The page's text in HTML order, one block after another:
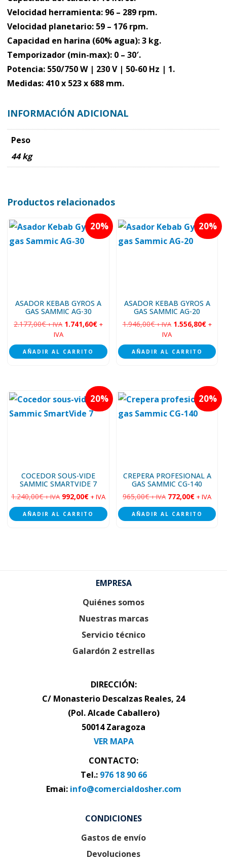
Velocidad herramienta: 96 – 289 rpm.
Velocidad planetario: 59 – 176 rpm.
Capacidad en harina (60% agua):3 kg.
Temporizador (min-max): 0 – 30′.
Potencia: 550/750 W | 230 V | 50-60 Hz | 1.
Medidas: 410 x 523 x 688 mm.
INFORMACIÓN ADICIONAL
Peso
44 kg
Productos relacionados
20
ASADOR KEBAB GYROS A
GAS SAMMIC AG-30
2.177,00€ + IVA 1.741,60€ +
IVA
AÑADIR AL CARRITO
20
ASADOR KEBAB GYROS A
GAS SAMMIC AG-20
1.946,00€ + IVA 1.556,80€ +
IVA
AÑADIR AL CARRITO
20
COCEDOR SOUS-VIDE
SAMMIC SMARTVIDE 7
1.240,00€ + IVA 992,00€ + IVA
AÑADIR AL CARRITO
20
CREPERA PROFESIONAL A
GAS SAMMIC CG-140
965,00€ + IVA 772,00€ + IVA
AÑADIR AL CARRITO
EMPRESA
Quiénes somos
Nuestras marcas
Servicio técnico
Galardón 2 estrellas
DIRECCIÓN:
C/ Monasterio Descalzas Reales, 24
(Pol. Alcade Caballero)
50014 Zaragoza
VER MAPA
CONTACTO:
Tel.: 976 18 90 66
Emai: info@comercialdosher.com
CONDICIONES
Gastos de envío
Devoluciones